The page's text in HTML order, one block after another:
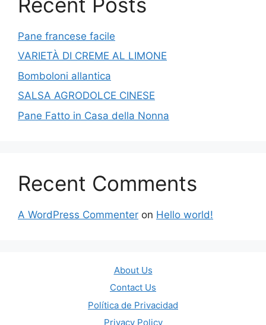
Pane francese facile
VARIETÀ DI CREME AL LIMONE
Bomboloni allantica
SALSA AGRODOLCE CINESE
Pane Fatto in Casa della Nonna
Recent Comments
A WordPress Commenter on Hello world!
About Us
Contact Us
Política de Privacidad
Privacy Policy